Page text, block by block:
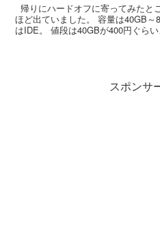
帰りにハードオフに寄ってみたと
ほど出ていました。 容量は40GB
はIDE。 値段は40GBが400円ぐら
スポンサ